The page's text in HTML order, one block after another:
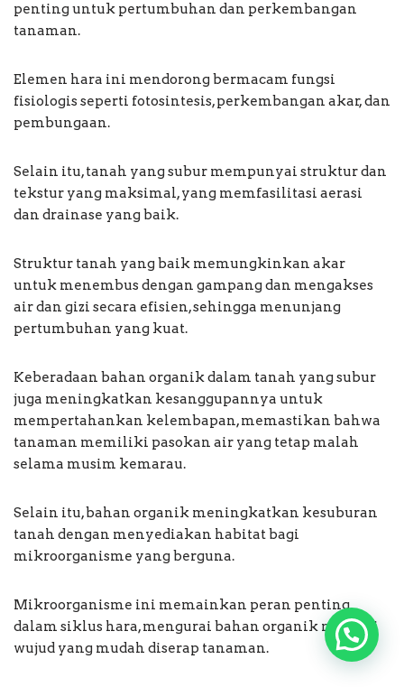
penting untuk pertumbuhan dan perkembangan
tanaman.
Elemen hara ini mendorong bermacam fungsi
fisiologis seperti fotosintesis, perkembangan akar, dan
pembungaan.
Selain itu, tanah yang subur mempunyai struktur dan
tekstur yang maksimal, yang memfasilitasi aerasi
dan drainase yang baik.
Struktur tanah yang baik memungkinkan akar
untuk menembus dengan gampang dan mengakses
air dan gizi secara efisien, sehingga menunjang
pertumbuhan yang kuat.
Keberadaan bahan organik dalam tanah yang subur
juga meningkatkan kesanggupannya untuk
mempertahankan kelembapan, memastikan bahwa
tanaman memiliki pasokan air yang tetap malah
selama musim kemarau.
Selain itu, bahan organik meningkatkan kesuburan
tanah dengan menyediakan habitat bagi
mikroorganisme yang berguna.
Mikroorganisme ini memainkan peran penting
dalam siklus hara, mengurai bahan organik menjadi
wujud yang mudah diserap tanaman.